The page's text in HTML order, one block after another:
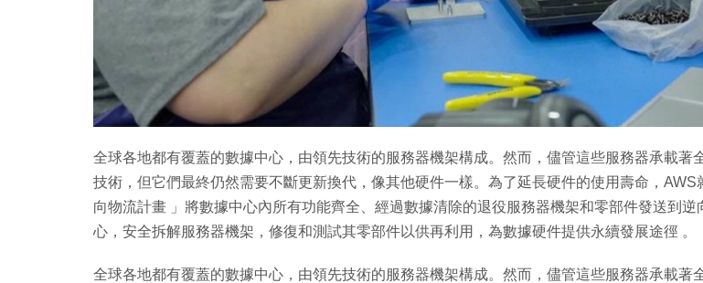
全球各地都有覆蓋的數據中心，由領先技術的服務器機架構成。然而，儘管這些服務器承載著
技術，但它們最終仍然需要不斷更新換代，像其他硬件一樣。為了延長硬件的使用壽命，AWS
向物流計畫 」將數據中心內所有功能齊全、經過數據清除的退役服務器機架和零部件發送到逆
心，安全拆解服務器機架，修復和測試其零部件以供再利用，為數據硬件提供永續發展途徑 。
全球各地都有覆蓋的數據中心，由領先技術的服務器機架構成。然而，儘管這些服務器承載著